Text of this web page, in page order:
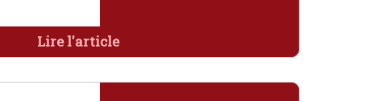
Lire l'article